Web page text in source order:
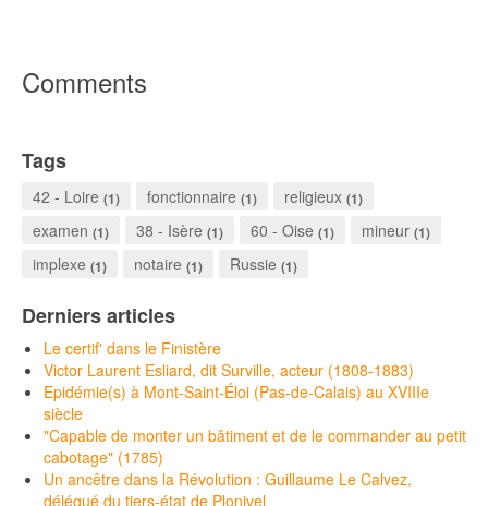
Comments
Tags
42 - Loire (1) fonctionnaire (1) religieux (1)
examen (1) 38 - Isère (1) 60 - Oise (1) mineur (1)
implexe (1) notaire (1) Russie (1)
Derniers articles
Le certif' dans le Finistère
Victor Laurent Esliard, dit Surville, acteur (1808-1883)
Epidémie(s) à Mont-Saint-Éloi (Pas-de-Calais) au XVIIIe
siècle
"Capable de monter un bâtiment et de le commander au petit
cabotage" (1785)
Un ancêtre dans la Révolution : Guillaume Le Calvez,
délégué du tiers-état de Plonivel